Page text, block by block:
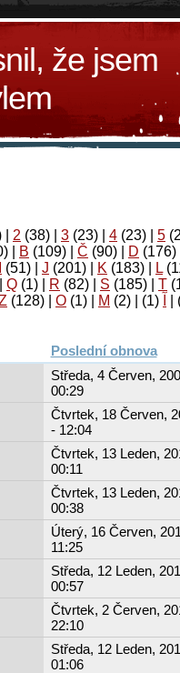
že jsem
2 (38) 3 (23) 4 (23) 5
B (109) Č (90) D (176)
(51) J (201) K (183) L
Q (1) R (82) S (185) T
(128) Ο (1) М (2)
(1)
Poslední obnova
Středa, 4 Červen,
00:29
Čtvrtek, 18 Červen,
- 12:04
Čtvrtek, 13 Leden,
00:11
Čtvrtek, 13 Leden,
00:38
Úterý, 16 Červen,
11:25
Středa, 12 Leden,
00:57
Čtvrtek, 2 Červen,
22:10
Středa, 12 Leden,
01:06